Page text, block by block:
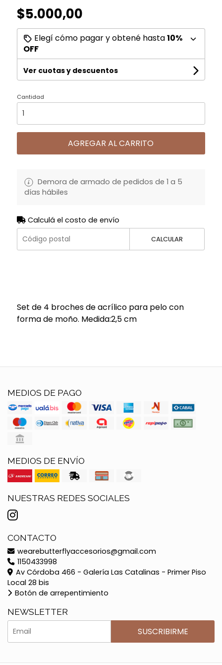
$5.000,00
Elegí cómo pagar y obtené hasta10%
OFF
Ver cuotas y descuentos
Cantidad
AGREGAR AL CARRITO
Demora de armado de pedidos de 1 a 5
días hábiles
Calculá el costo de envío
CALCULAR
Set de 4 broches de acrílico para pelo con
forma de moño. Medida:2,5 cm
MEDIOS DE PAGO
MEDIOS DE ENVÍO
NUESTRAS REDES SOCIALES
CONTACTO
wearebutterflyaccesorios@gmail.com
1150433998
Av Córdoba 466 - Galería Las Catalinas - Primer Piso
Local 28 bis
Botón de arrepentimiento
NEWSLETTER
SUSCRIBIRME